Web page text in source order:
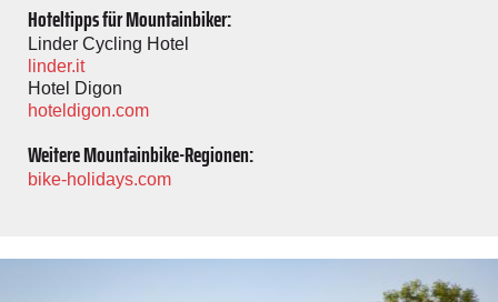
Hoteltipps für Mountainbiker:
Linder Cycling Hotel
linder.it
Hotel Digon
hoteldigon.com
Weitere Mountainbike-Regionen:
bike-holidays.com